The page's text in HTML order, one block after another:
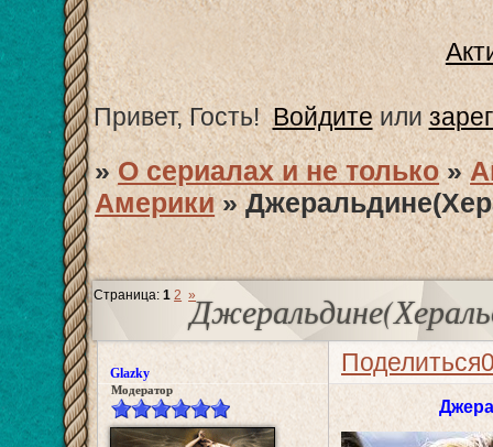
Привет, Гость! Войдитеили
»О сериалах и не только »
Америки »
Страница:1 2 »
Поделиться
Glazky
Модератор